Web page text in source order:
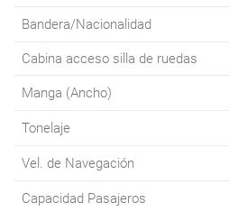
Bandera/Nacionalidad
Cabina acceso silla de ruedas
Manga (Ancho)
Tonelaje
Vel. de Navegación
Capacidad Pasajeros